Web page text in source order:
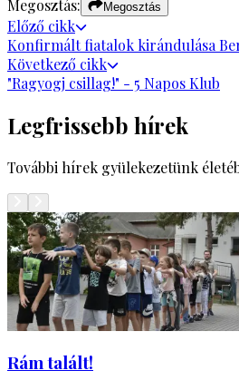
Megosztás: Megosztás
Előző cikk
Konfirmált fiatalok kirándulása
Következő cikk
"Ragyogj csillag!" - 5 Napos Klub
Legfrissebb hírek
További hírek gyülekezetünk
Rám talált!